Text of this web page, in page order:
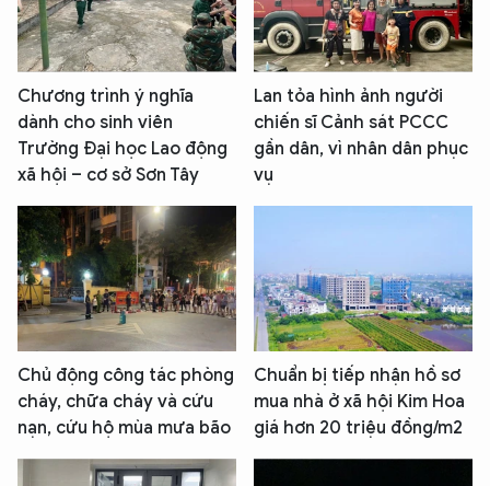
Chương trình ý nghĩa
dành cho sinh viên
Trường Đại học Lao động
xã hội – cơ sở Sơn Tây
Lan tỏa hình ảnh người
chiến sĩ Cảnh sát PCCC
gần dân, vì nhân dân phục
vụ
Chủ động công tác phòng
cháy, chữa cháy và cứu
nạn, cứu hộ mùa mưa bão
Chuẩn bị tiếp nhận hồ sơ
mua nhà ở xã hội Kim Hoa
giá hơn 20 triệu đồng/m2